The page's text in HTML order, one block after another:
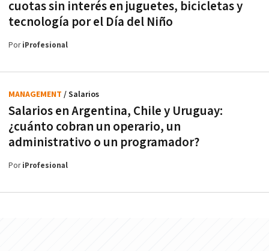
cuotas sin interés en juguetes, bicicletas y
tecnología por el Día del Niño
PoriProfesional
Salarios en Argentina, Chile y Uruguay:
¿cuánto cobran un operario, un
administrativo o un programador?
MANAGEMENT / Salarios
PoriProfesional